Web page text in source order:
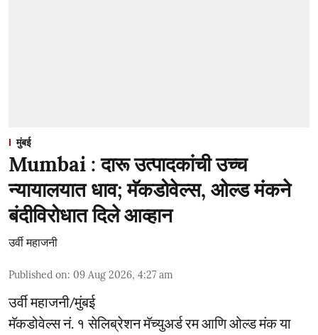
मुंबई
Mumbai : दारू उत्पादकांची उच्च
न्यायालयात धाव; मॅकडोवेल्स, ओल्ड मंकने
बंदीविरोधात दिले आव्हान
उर्वी महाजनी
Published on: 09 Aug 2026, 4:27 am
उर्वी महाजनी/मुंबई
मॅकडोवेल्स नं. १ सेलिब्रेशन मॅच्युअर्ड रम आणि ओल्ड मंक या